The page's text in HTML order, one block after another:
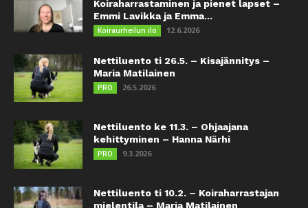
Koiraharrastaminen ja pienet lapset –
Emmi Lavikka ja Emma...
Koiraurheilun ilo 12.6.2026
Nettiluento ti 26.5. – Kisajännitys –
Maria Matilainen
PRO 26.5.2026
Nettiluento ke 11.3. – Ohjaajana
kehittyminen – Hanna Närhi
PRO 9.3.2026
Nettiluento ti 10.2. – Koiraharrastajan
mielentila – Maria Matilainen